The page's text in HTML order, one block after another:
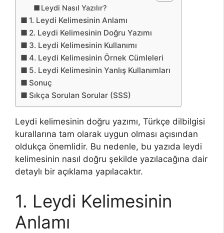
Leydi Nasıl Yazılır?
1. Leydi Kelimesinin Anlamı
2. Leydi Kelimesinin Doğru Yazımı
3. Leydi Kelimesinin Kullanımı
4. Leydi Kelimesinin Örnek Cümleleri
5. Leydi Kelimesinin Yanlış Kullanımları
Sonuç
Sıkça Sorulan Sorular (SSS)
Leydi kelimesinin doğru yazımı, Türkçe dilbilgisi
kurallarına tam olarak uygun olması açısından
oldukça önemlidir. Bu nedenle, bu yazıda leydi
kelimesinin nasıl doğru şekilde yazılacağına dair
detaylı bir açıklama yapılacaktır.
1. Leydi Kelimesinin
Anlamı